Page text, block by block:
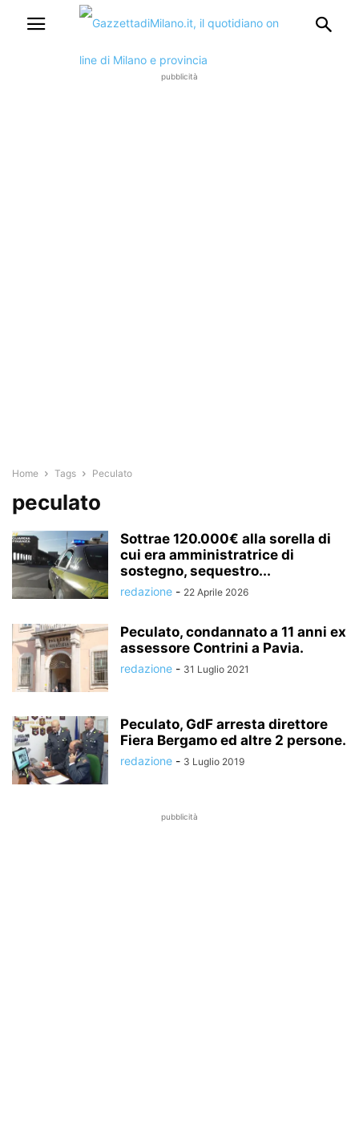
pubblicità
Home Tags Peculato
peculato
Sottrae 120.000€ alla sorella di
cui era amministratrice di
sostegno, sequestro...
redazione - 22 Aprile 2026
Peculato, condannato a 11 anni ex
assessore Contrini a Pavia.
redazione - 31 Luglio 2021
Peculato, GdF arresta direttore
Fiera Bergamo ed altre 2 persone.
redazione - 3 Luglio 2019
pubblicità